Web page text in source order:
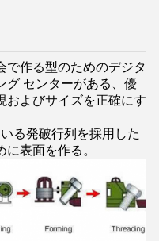
で作る型のためのデジタ
グ センターがある、優
およびサイズを正確にす
る発破行列を採用した
表面を作る。